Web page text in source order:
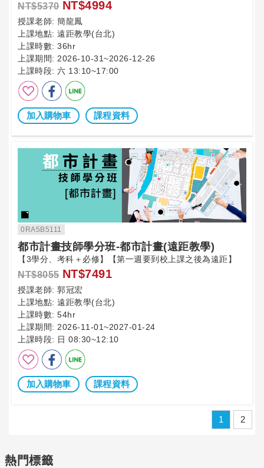
NT$5370 NT$4994
授課老師: 簡龍鳳
上課地點: 遠距教學(台北)
上課時數: 36hr
上課期間: 2026-10-31~2026-12-26
上課時段: 六 13:10~17:00
加入購物車 課程資料
0RA5B5111
都市計畫技師學分班-都市計畫(遠距教學)
【3學分、考科＋必修】【第一週要到校上課之後為遠距】
NT$8055 NT$7491
授課老師: 郭冠宏
上課地點: 遠距教學(台北)
上課時數: 54hr
上課期間: 2026-11-01~2027-01-24
上課時段: 日 08:30~12:10
加入購物車 課程資料
1 2
熱門標籤